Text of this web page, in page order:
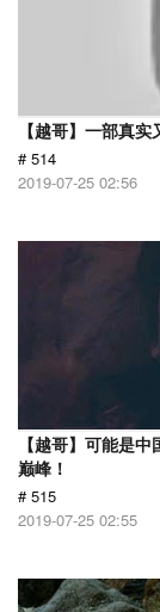
【越哥】一部真
# 514
2019-07-25 02:56
【越哥】可能是
巅峰！
# 515
2019-07-25 02:55